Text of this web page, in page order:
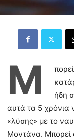
Μ
ήδη
αυτά τα 5 χρόνια
«λύσης» με το
Μοντάνα. Μπορεί